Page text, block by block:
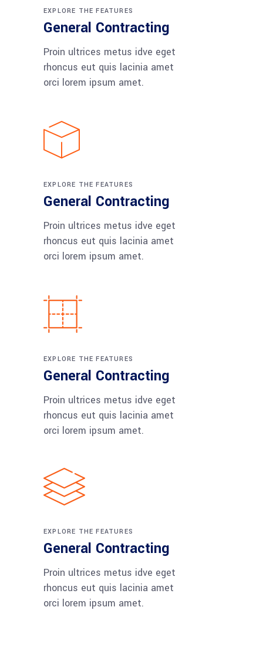
EXPLORE THE FEATURES
General Contracting
Proin ultrices metus idve eget
rhoncus eut quis lacinia amet
orci lorem ipsum amet.
EXPLORE THE FEATURES
General Contracting
Proin ultrices metus idve eget
rhoncus eut quis lacinia amet
orci lorem ipsum amet.
EXPLORE THE FEATURES
General Contracting
Proin ultrices metus idve eget
rhoncus eut quis lacinia amet
orci lorem ipsum amet.
EXPLORE THE FEATURES
General Contracting
Proin ultrices metus idve eget
rhoncus eut quis lacinia amet
orci lorem ipsum amet.